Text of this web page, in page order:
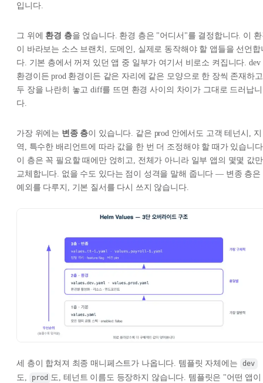
입니다.
그 위에 환경 층을 얹습니다. 환경 층은 "어디서"를 결정합니다. 이 환
이 바라보는 소스 브랜치, 도메인, 실제로 동작해야 할 앱들을 선언합
다. 기본 층에서 꺼져 있던 앱 중 일부가 여기서 비로소 켜집니다. dev
환경이든 prod 환경이든 같은 자리에 같은 모양으로 한 장씩 존재하
두 장을 나란히 놓고 diff를 뜨면 환경 사이의 차이가 그대로 드러납니
다.
가장 위에는 변종 층이 있습니다. 같은 prod 안에서도 고객 테넌시, 지
역, 특수한 배리언트에 따라 값을 한 번 더 조정해야 할 때가 있습니
이 층은 꼭 필요할 때에만 얹히고, 전체가 아니라 일부 앱의 몇몇 값만
교체합니다. 없을 수도 있다는 점이 성격을 말해 줍니다 — 변종 층은
예외를 다루지, 기본 질서를 다시 쓰지 않습니다.
세 층이 합쳐져 최종 매니페스트가 나옵니다. 템플릿 자체에는 dev
도, prod 도, 테넌트 이름도 등장하지 않습니다. 템플릿은 "어떤 앱이